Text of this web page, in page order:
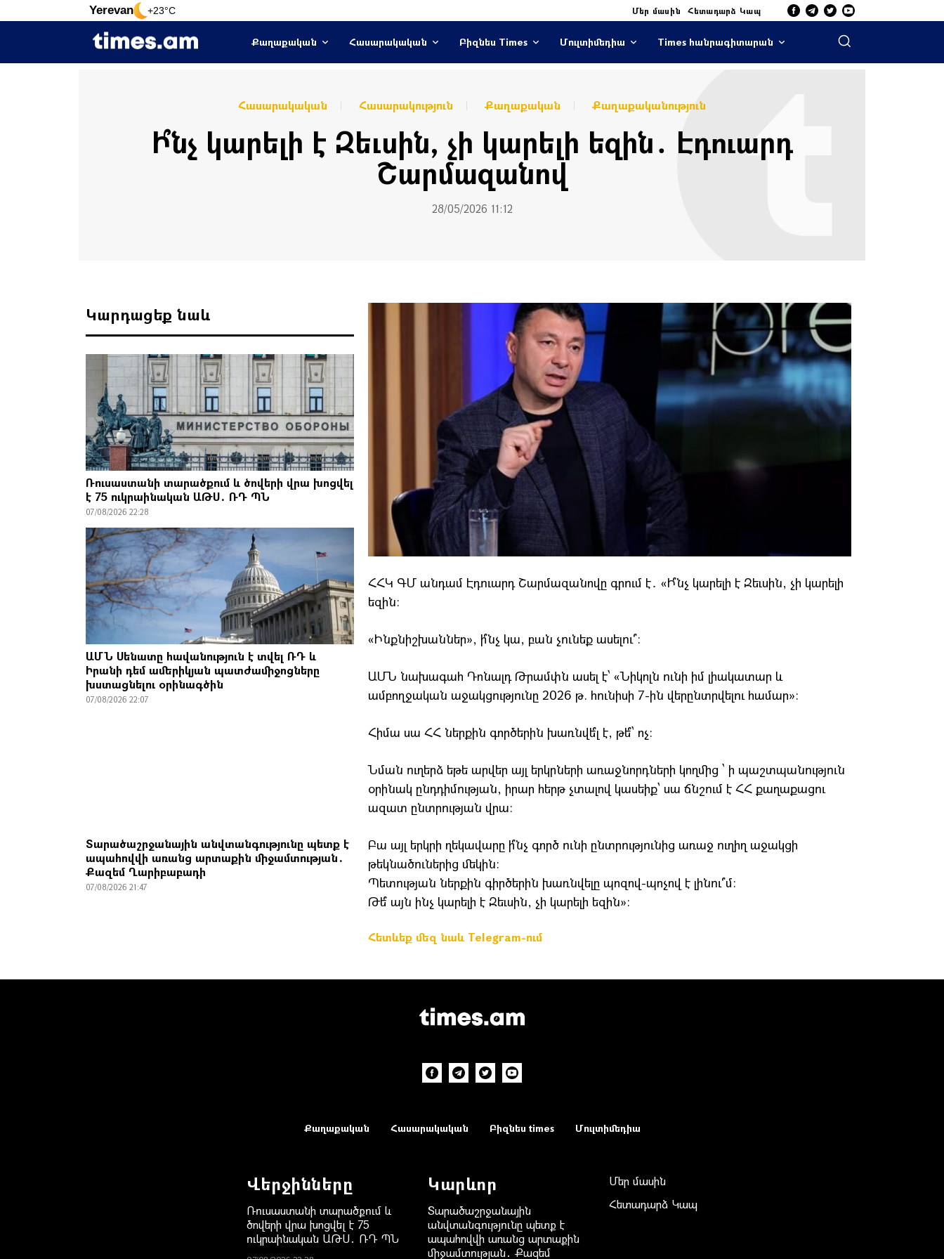
Yerevan +23°C Մեր մասին Հետադարձ Կապ
Քաղաքական Հասարակական Բիզնես Times Մուլտիմեդիա Times հանրագիտարան
Հասարակական Հասարակություն Քաղաքական Քաղաքականություն
Ի՞նչ կարելի է Զեւսին, չի կարելի եզին․ Էդուարդ
Շարմազանով
28/05/2026 11:12
Կարդացեք նաև
Ռուսաստանի տարածքում և ծովերի վրա խոցվել
է 75 ուկրաինական ԱԹՍ․ ՌԴ ՊՆ
07/08/2026 22:28
ԱՄՆ Սենատը հավանություն է տվել ՌԴ և
Իրանի դեմ ամերիկյան պատժամիջոցները
խստացնելու օրինագծին
07/08/2026 22:07
Տարածաշրջանային անվտանգությունը պետք է
ապահովվի առանց արտաքին միջամտության․
Քազեմ Ղարիբաբադի
07/08/2026 21:47
ՀՀԿ ԳՄ անդամ Էդուարդ Շարմազանովը գրում է․ «Ի՞նչ կարելի է Զեւսին, չի կարելի
եզին։
«Ինքնիշխաններ», ի՞նչ կա, բան չունեք ասելու՞։
ԱՄՆ նախագահ Դոնալդ Թրամփն ասել է՝ «Նիկոլն ունի իմ լիակատար և
ամբողջական աջակցությունը 2026 թ. հունիսի 7-ին վերընտրվելու համար»։
Հիմա սա ՀՀ ներքին գործերին խառնվե՞լ է, թե՞՝ ոչ։
Նման ուղերձ եթե արվեր այլ երկրների առաջնորդների կողմից ՝ ի պաշտպանություն
օրինակ ընդդիմության, իրար հերթ չտալով կասեիք՝ սա ճնշում է ՀՀ քաղաքացու
ազատ ընտրության վրա։
Բա այլ երկրի ղեկավարը ի՞նչ գործ ունի ընտրությունից առաջ ուղիղ աջակցի
թեկնածուներից մեկին։
Պետության ներքին գիրծերին խառնվելը պոզով-պոչով է լինու՞մ։
Թե՞ այն ինչ կարելի է Զեւսին, չի կարելի եզին»։
Հետևեք մեզ նաև Telegram-ում
Քաղաքական Հասարակական Բիզնես times Մուլտիմեդիա
Վերջինները
Ռուսաստանի տարածքում և
ծովերի վրա խոցվել է 75
ուկրաինական ԱԹՍ․ ՌԴ ՊՆ
Կարևոր
Տարածաշրջանային
անվտանգությունը պետք է
ապահովվի առանց արտաքին
միջամտության․ Քազեմ
Մեր մասին
Հետադարձ Կապ